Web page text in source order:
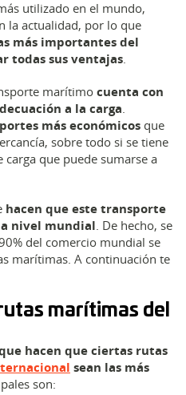
utilizado en el mundo,
la actualidad, por lo que
más importantes del
todas sus ventajas.
marítimo cuenta con
a la carga.
más económicos que
sobre todo si se tiene
que puede sumarse a
hacen que este transporte
a nivel mundial. De hecho, se
del comercio mundial se
marítimas. A continuación te
marítimas del
hacen que ciertas rutas
sean las más
son: